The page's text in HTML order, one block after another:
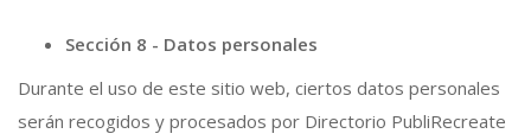
Sección 8 - Datos personales
Durante el uso de este sitio web, ciertos datos personales
serán recogidos y procesados por Directorio PubliRecreate